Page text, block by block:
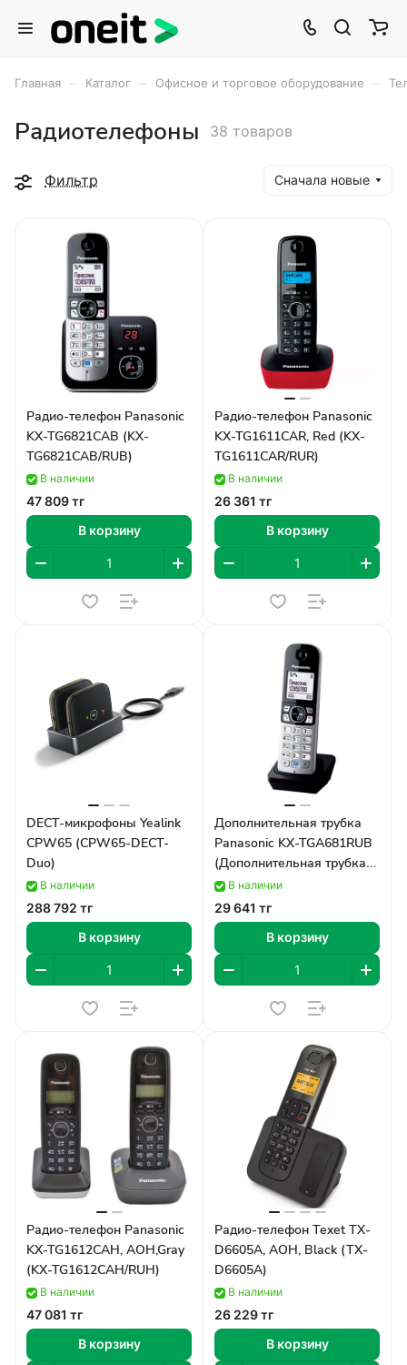
Главная Каталог Офисное и торговое оборудование
Радиотелефоны 38 товаров
Фильтр Сначала новые
Радио-телефон Panasonic
KX-TG6821CAB (KX-
TG6821CAB/RUB)
В наличии
47 809 тг
В корзину
Радио-телефон Panasonic
KX-TG1611CAR, Red (KX-
TG1611CAR/RUR)
В наличии
26 361 тг
В корзину
DECT-микрофоны Yealink
CPW65 (CPW65-DECT-
Duo)
В наличии
288 792 тг
В корзину
Дополнительная трубка
Panasonic KX-TGA681RUB
(Дополнительная трубка
KX-TGA681RUB)
В наличии
29 641 тг
В корзину
Радио-телефон Panasonic
KX-TG1612CAH, AOH,Gray
(KX-TG1612CAH/RUH)
В наличии
47 081 тг
В корзину
Радио-телефон Texet TX-
D6605A, AOH, Black (TX-
D6605A)
В наличии
26 229 тг
В корзину